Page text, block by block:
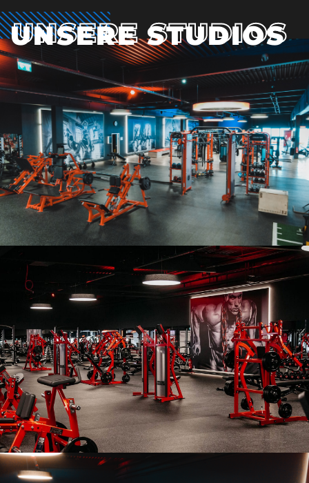
UNSERE STUDIOS
UNSERE STUDIOS